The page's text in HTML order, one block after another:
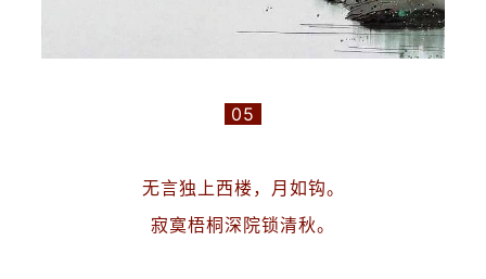
05
无言独上西楼，月如钩。
寂寞梧桐深院锁清秋。